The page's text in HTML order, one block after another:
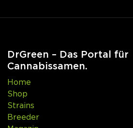
DrGreen – Das Portal für
Cannabissamen.
Home
Shop
Strains
Breeder